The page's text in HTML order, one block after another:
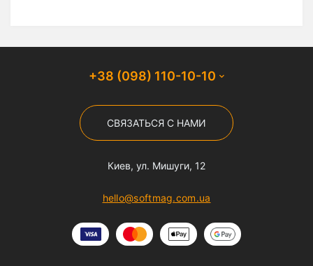
+38 (098) 110-10-10
СВЯЗАТЬСЯ С НАМИ
Киев, ул. Мишуги, 12
hello@softmag.com.ua